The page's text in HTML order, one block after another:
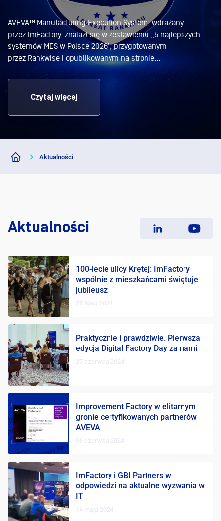
AVEVA™ Manufacturing Execution System, wdrażany
przez ImFactory, znalazł się w zestawieniu „5 najlepszych
systemów MES w Polsce 2026”, przygotowanym
przez Rankwise i opublikowanym na stronie
Business Insider Polska. Zespół Rankwise, specjalizujący
się w analizie i porównywaniu rozwiązań dla biznesu, na
podstawie przeprowadzonego researchu wyróżnił systemy,
rozwiązań MES dostępnych w Polsce w 2026 roku. Pod uwagę
Czytaj więcej
Aktualności
Aktualności
100-lecie ulicy Krętej: ImFactory
wspólnie z mieszkańcami świętuje
jubileusz
25 lipca 2024
Praktycznie i prawdziwie. Pierwsza
edycja Digital Factory Day za nami
27 czerwca 2024
Improvement Factory w elitarnym
gronie certyfikowanych partnerów
AVEVA
06 czerwca 2024
ImFactory i GBI Partners w
odpowiedzi na aktualne wyzwania w
IT
14 maja 2024